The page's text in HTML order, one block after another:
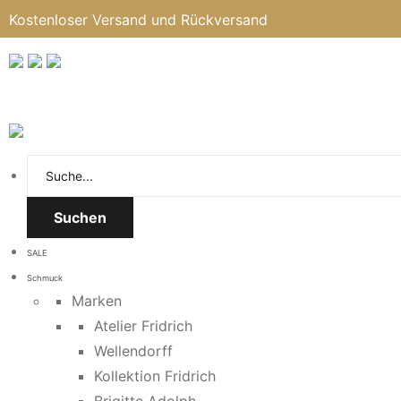
Kostenloser Versand und Rückversand
Suchen
SALE
Schmuck
Marken
Atelier Fridrich
Wellendorff
Kollektion Fridrich